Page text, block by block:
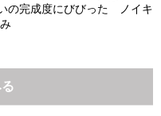
の完成度にびびった ノイキ